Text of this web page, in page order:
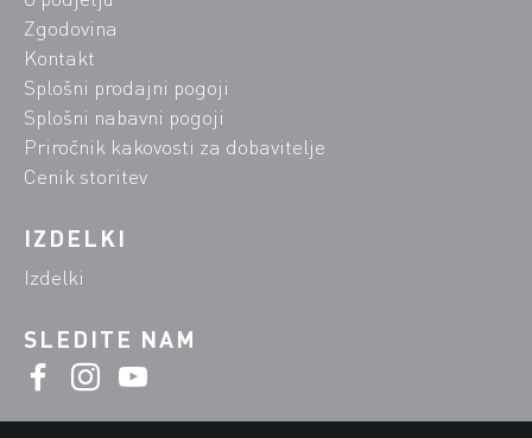
Zgodovina
Kontakt
Splošni prodajni pogoji
Splošni nabavni pogoji
Priročnik kakovosti za dobavitelje
Cenik storitev
IZDELKI
Izdelki
SLEDITE NAM